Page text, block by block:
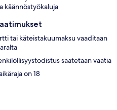
käännöstyökaluja
tai käteistakuumaksu vaaditaan
saatetaan vaatia
on 18